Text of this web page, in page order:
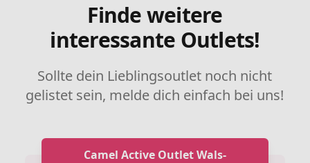
Finde weitere
interessante Outlets!
Sollte dein Lieblingsoutlet noch nicht
gelistet sein, melde dich einfach bei uns!
Camel Active Outlet Wals-